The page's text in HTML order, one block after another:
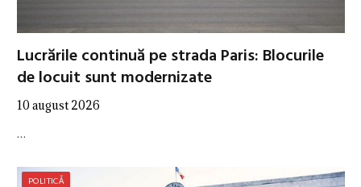
Lucrările continuă pe strada Paris: Blocurile
de locuit sunt modernizate
10 august 2026
…
POLITICĂ